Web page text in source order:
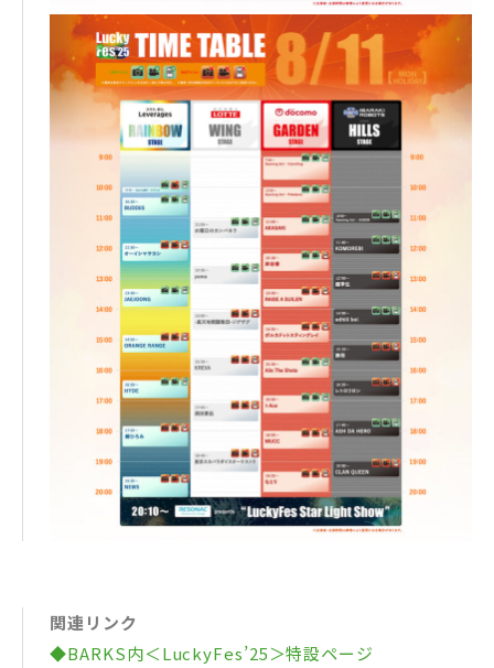
関連リンク
◆BARKS内＜LuckyFes’25＞特設ページ